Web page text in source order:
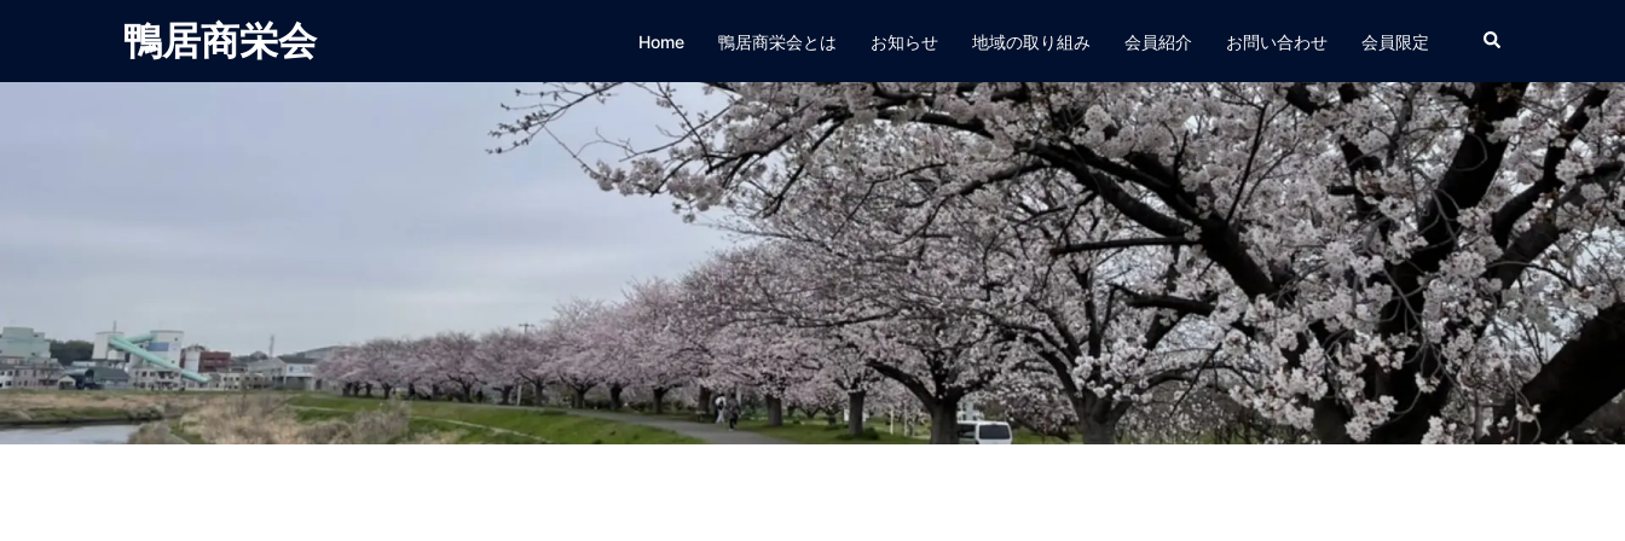
鴨居商栄会 Home 鴨居商栄会とは お知らせ 地域の取り組み 会員紹介 お問い合わせ 会員限定